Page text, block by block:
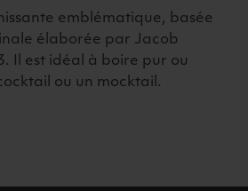
emblématique, basée
élaborée par Jacob
Il est idéal à boire pur ou
ou un mocktail.